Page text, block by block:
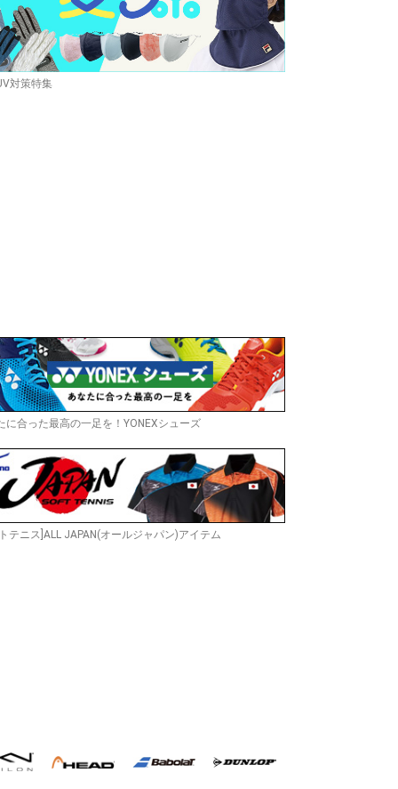
対策特集
に合った最高の一足を！YONEXシューズ
テニス]ALL JAPAN(オールジャパン)アイテム